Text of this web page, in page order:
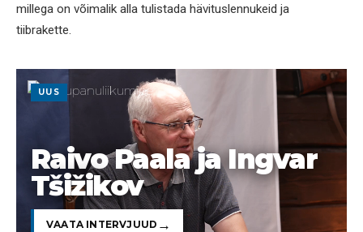
millega on võimalik alla tulistada hävituslennukeid ja
tiibrakette.
UUS
Raivo Paala ja Ingvar
Tšižikov
VAATA INTERVJUUD